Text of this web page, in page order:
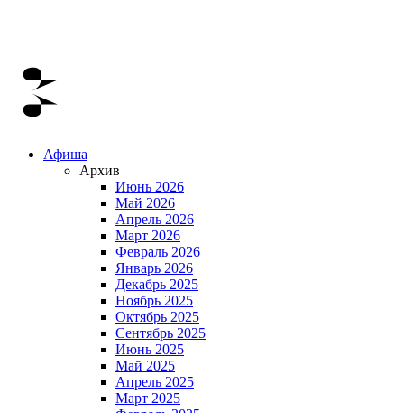
Афиша
Архив
Июнь 2026
Май 2026
Апрель 2026
Март 2026
Февраль 2026
Январь 2026
Декабрь 2025
Ноябрь 2025
Октябрь 2025
Сентябрь 2025
Июнь 2025
Май 2025
Апрель 2025
Март 2025